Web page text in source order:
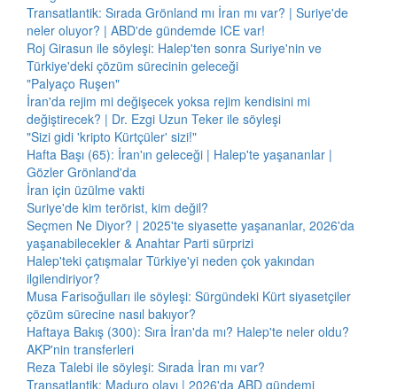
Transatlantik: Sırada Grönland mı İran mı var? | Suriye'de
neler oluyor? | ABD'de gündemde ICE var!
Roj Girasun ile söyleşi: Halep'ten sonra Suriye'nin ve
Türkiye'deki çözüm sürecinin geleceği
"Palyaço Ruşen"
İran'da rejim mi değişecek yoksa rejim kendisini mi
değiştirecek? | Dr. Ezgi Uzun Teker ile söyleşi
"Sizi gidi 'kripto Kürtçüler' sizi!"
Hafta Başı (65): İran'ın geleceği | Halep'te yaşananlar |
Gözler Grönland'da
İran için üzülme vakti
Suriye'de kim terörist, kim değil?
Seçmen Ne Diyor? | 2025'te siyasette yaşananlar, 2026'da
yaşanabilecekler & Anahtar Parti sürprizi
Halep'teki çatışmalar Türkiye'yi neden çok yakından
ilgilendiriyor?
Musa Farisoğulları ile söyleşi: Sürgündeki Kürt siyasetçiler
çözüm sürecine nasıl bakıyor?
Haftaya Bakış (300): Sıra İran'da mı? Halep'te neler oldu?
AKP'nin transferleri
Reza Talebi ile söyleşi: Sırada İran mı var?
Transatlantik: Maduro olayı | 2026'da ABD gündemi